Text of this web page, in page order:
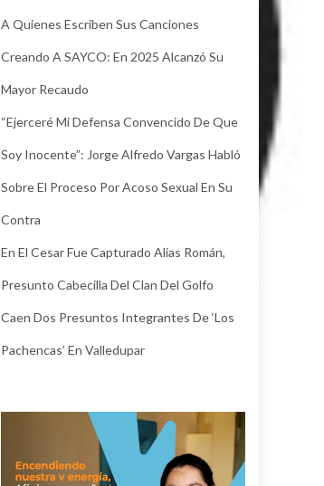
JUL
el hombre capturado
por intento de
asesinato de la
empleada de Super
A Quienes Escriben Sus Canciones
Creando A SAYCO: En 2025 Alcanzó Su
Mayor Recaudo
“Ejerceré Mi Defensa Convencido De Que
Soy Inocente”: Jorge Alfredo Vargas Habló
Sobre El Proceso Por Acoso Sexual En Su
Contra
En El Cesar Fue Capturado Alias Román,
Presunto Cabecilla Del Clan Del Golfo
Caen Dos Presuntos Integrantes De ‘Los
Pachencas’ En Valledupar